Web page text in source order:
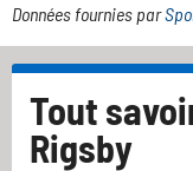
Données fournies par
Tout
Rigsby